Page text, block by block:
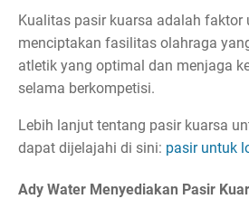
Kualitas pasir kuarsa adalah faktor
menciptakan fasilitas olahraga
atletik yang optimal dan menjaga
selama berkompetisi.
Lebih lanjut tentang pasir kuarsa
dapat dijelajahi di sini: pasir untuk
Ady Water Menyediakan Pasir